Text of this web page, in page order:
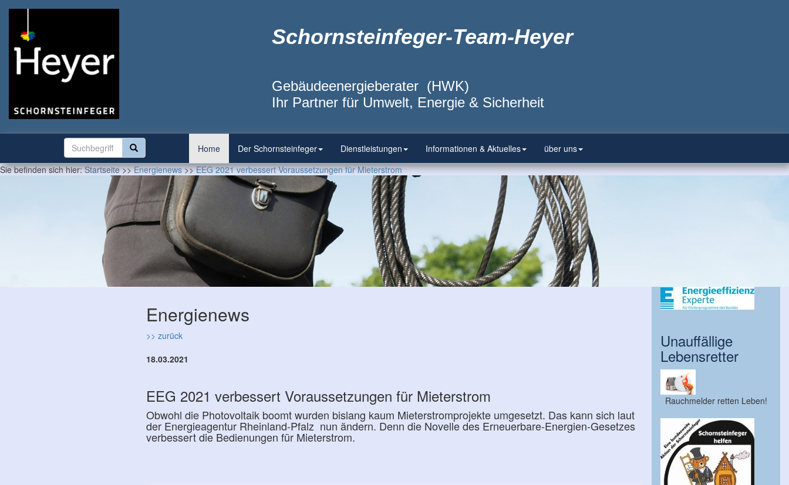
Schornsteinfeger-Team-Heyer
Gebäudeenergieberater (HWK)
Ihr Partner für Umwelt, Energie & Sicherheit
Home Der Schornsteinfeger Dienstleistungen Informationen & Aktuelles
über uns
Sie befinden sich hier:Startseite>>Energienews>>EEG 2021 verbessert Voraussetzungen für Mieterstrom
Energienews
>> zurück
18.03.2021
EEG 2021 verbessert Voraussetzungen für Mieterstrom
Obwohl die Photovoltaik boomt wurden bislang kaum Mieterstromprojekte umgesetzt. Das kann sich laut
der Energieagentur Rheinland-Pfalz nun ändern. Denn die Novelle des Erneuerbare-Energien-Gesetzes
verbessert die Bedienungen für Mieterstrom.
Unauffällige
Lebensretter
Rauchmelder retten Leben!